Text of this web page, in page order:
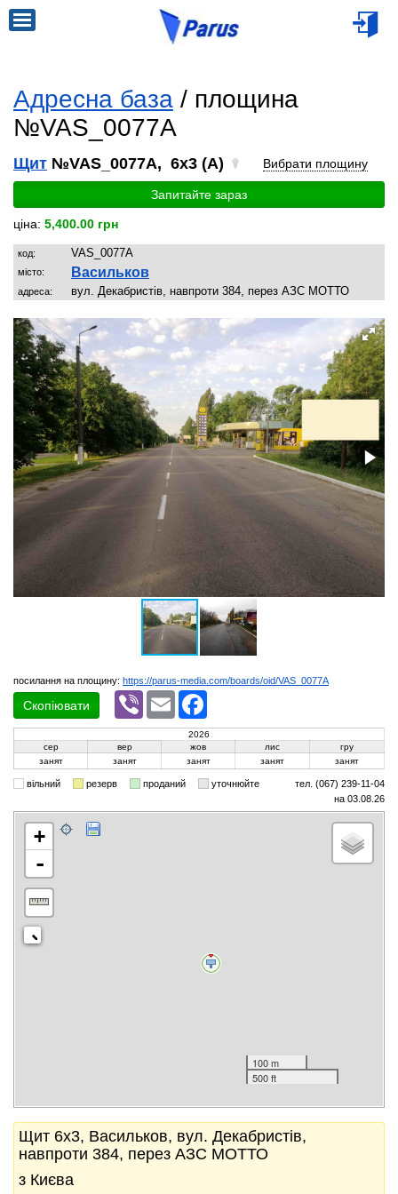
Адресна база / площина
№VAS_0077A
Щит №VAS_0077A, 6x3 (A) Вибрати площину
Запитайте зараз
ціна: 5,400.00 грн
код: VAS_0077A
місто: Васильков
адреса: вул. Декабристів, навпроти 384, перез АЗС МОТТО
посилання на площину: https://parus-media.com/boards/oid/VAS_0077A
Скопіювати
Viber Email
2026
сер
вер жов лис
гру
занят
занят занят занят занят
вільний резерв проданий уточнюйте
тел. (067) 239-11-04
на 03.08.26
+
-
100 m
500 ft
Щит 6x3, Васильков, вул. Декабристів,
навпроти 384, перез АЗС МОТТО
з Києва